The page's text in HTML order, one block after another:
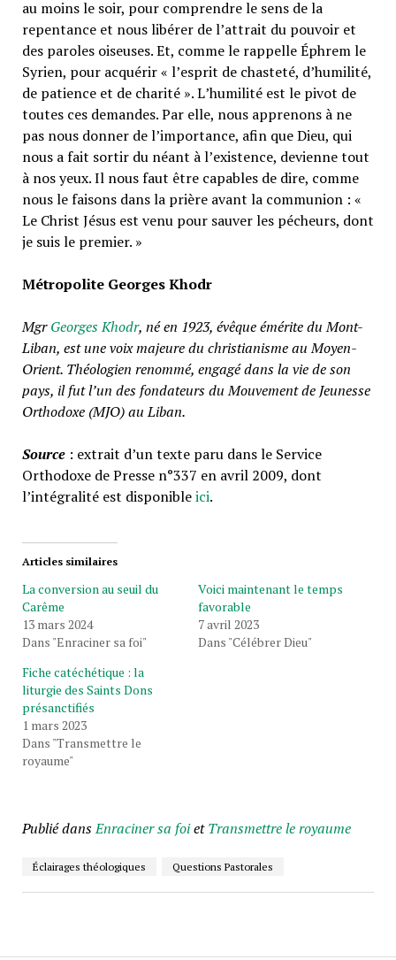
au moins le soir, pour comprendre le sens de la
repentance et nous libérer de lʼattrait du pouvoir et
des paroles oiseuses. Et, comme le rappelle Éphrem le
Syrien, pour acquérir « lʼesprit de chasteté, dʼhumilité,
de patience et de charité ». Lʼhumilité est le pivot de
toutes ces demandes. Par elle, nous apprenons à ne
pas nous donner de lʼimportance, afin que Dieu, qui
nous a fait sortir du néant à lʼexistence, devienne tout
à nos yeux. Il nous faut être capables de dire, comme
nous le faisons dans la prière avant la communion : «
Le Christ Jésus est venu pour sauver les pécheurs, dont
je suis le premier. »
Métropolite Georges Khodr
MgrGeorges Khodr, né en 1923, évêque émérite du Mont-
Liban, est une voix majeure du christianisme au Moyen-
Orient. Théologien renommé, engagé dans la vie de son
pays, il fut l’un des fondateurs du Mouvement de Jeunesse
Orthodoxe (MJO) au Liban.
Source : extrait d’un texte paru dans le Service
Orthodoxe de Presse n°337 en avril 2009, dont
l’intégralité est disponibleici.
Articles similaires
La conversion au seuil du
Carême
13 mars 2024
Dans "Enraciner sa foi"
Voici maintenant le temps
favorable
7 avril 2023
Dans "Célébrer Dieu"
Fiche catéchétique : la
liturgie des Saints Dons
présanctifiés
1 mars 2023
Dans "Transmettre le
royaume"
Publié dansEnraciner sa foietTransmettre le royaume
Éclairages théologiques Questions Pastorales